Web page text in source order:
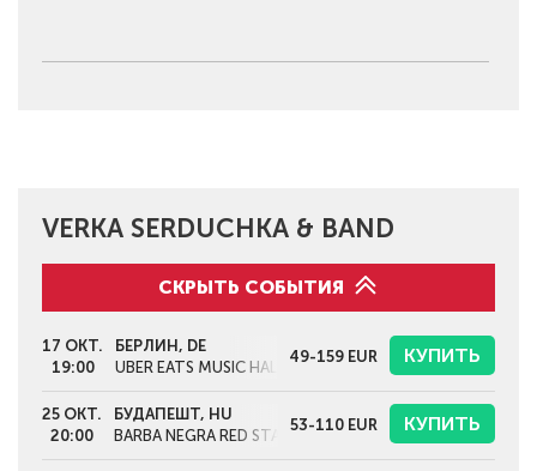
VERKA SERDUCHKA & BAND
СКРЫТЬ СОБЫТИЯ
17 ОКТ.
19:00
БЕРЛИН, DE
UBER EATS MUSIC HALL
49-159 EUR КУПИТЬ
25 ОКТ.
20:00
БУДАПЕШТ, HU
BARBA NEGRA RED STAGE
53-110 EUR КУПИТЬ